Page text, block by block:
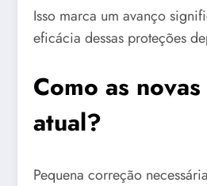
Isso marca um avanço
eficácia dessas proteções
Como as
atual?
Pequena correção